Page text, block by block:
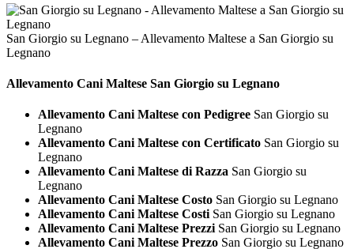
San Giorgio su Legnano – Allevamento Maltese a San Giorgio su
Legnano
Allevamento Cani Maltese San Giorgio su Legnano
Allevamento Cani Maltese con Pedigree San Giorgio su
Legnano
Allevamento Cani Maltese con Certificato San Giorgio su
Legnano
Allevamento Cani Maltese di Razza San Giorgio su
Legnano
Allevamento Cani Maltese Costo San Giorgio su Legnano
Allevamento Cani Maltese Costi San Giorgio su Legnano
Allevamento Cani Maltese Prezzi San Giorgio su Legnano
Allevamento Cani Maltese Prezzo San Giorgio su Legnano